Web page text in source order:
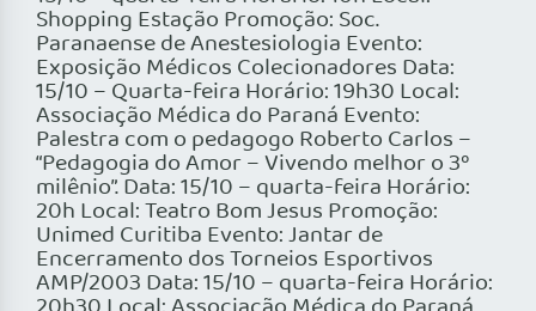
Shopping Estação Promoção: Soc.
Paranaense de Anestesiologia Evento:
Exposição Médicos Colecionadores Data:
15/10 – Quarta-feira Horário: 19h30 Local:
Associação Médica do Paraná Evento:
Palestra com o pedagogo Roberto Carlos –
“Pedagogia do Amor – Vivendo melhor o 3º
milênio”. Data: 15/10 – quarta-feira Horário:
20h Local: Teatro Bom Jesus Promoção:
Unimed Curitiba Evento: Jantar de
Encerramento dos Torneios Esportivos
AMP/2003 Data: 15/10 – quarta-feira Horário: